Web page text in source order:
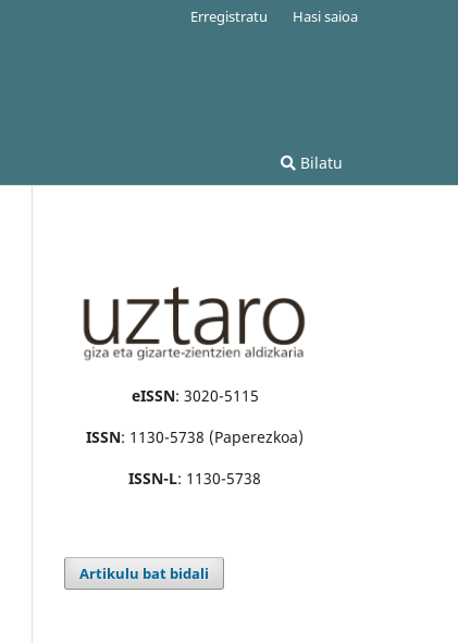
Bilatu
Erregistratu Hasi saioa
eISSN: 3020-5115
ISSN: 1130-5738 (Paperezkoa)
ISSN-L: 1130-5738
Artikulu bat bidali